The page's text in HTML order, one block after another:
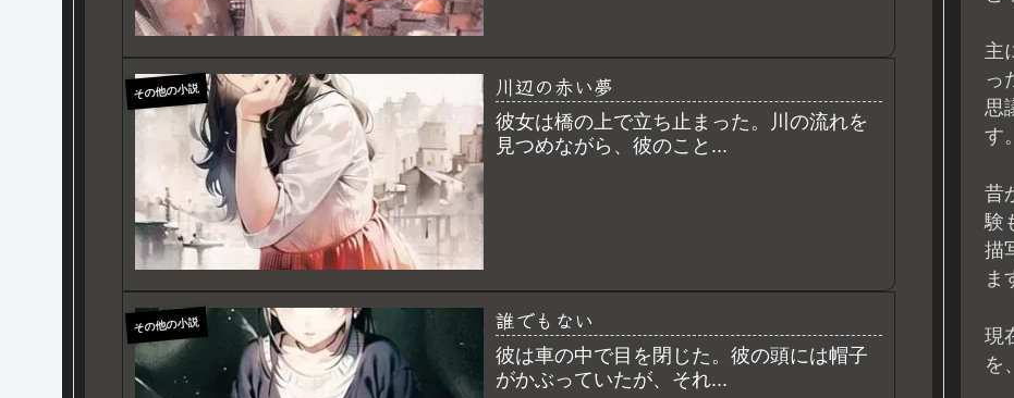
その他の小説 川辺の赤い夢
彼女は橋の上で立ち止まった。川の流れを
見つめながら、彼のこと...
その他の小説 誰でもない
彼は車の中で目を閉じた。彼の頭には帽子
がかぶっていたが、それ...
主
っ
思
す。
昔
験
描
ま
現
を